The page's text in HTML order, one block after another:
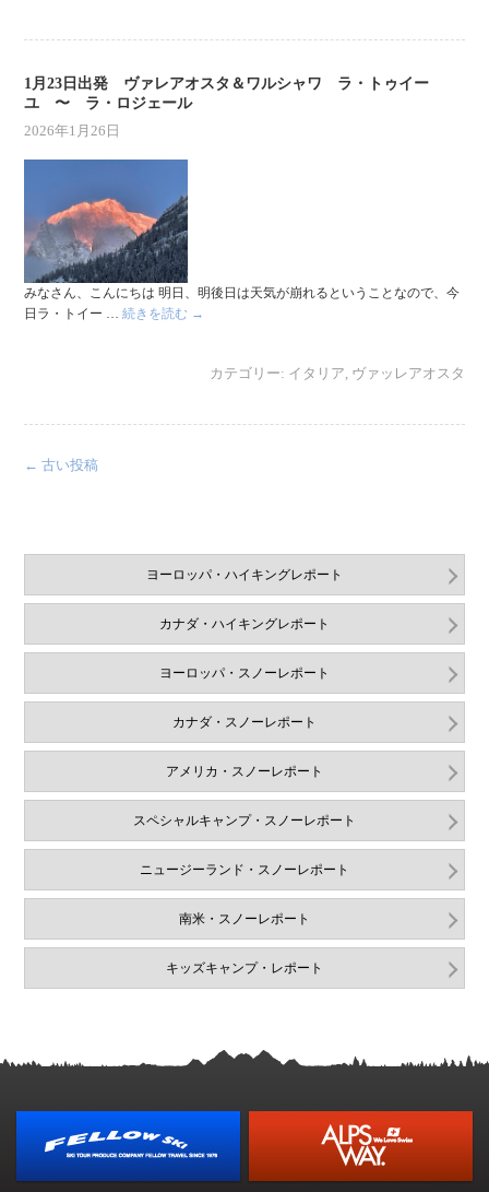
1月23日出発 ヴァレアオスタ＆ワルシャワ ラ・トゥイー
ユ 〜 ラ・ロジェール
2026年1月26日
みなさん、こんにちは 明日、明後日は天気が崩れるということなので、今
日ラ・トイー …続きを読む →
カテゴリー: イタリア ヴァッレアオスタ
← 古い投稿
ヨーロッパ・ハイキングレポート
カナダ・ハイキングレポート
ヨーロッパ・スノーレポート
カナダ・スノーレポート
アメリカ・スノーレポート
スペシャルキャンプ・スノーレポート
ニュージーランド・スノーレポート
南米・スノーレポート
キッズキャンプ・レポート